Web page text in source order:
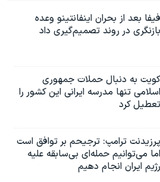
فیفا بعد از بحران اینفانتینو وعده
بازنگری در روند تصمیم‌گیری داد
کویت به دنبال حملات جمهوری
اسلامی تنها مدرسه ایرانی این کشور را
تعطیل کرد
پرزیدنت ترامپ: ترجیحم بر توافق است
اما می‌توانیم حمله‌ای بی‌سابقه علیه
رژیم ایران انجام دهیم